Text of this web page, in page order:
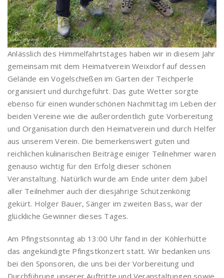
Anlässlich des Himmelfahrtstages haben wir in diesem Jahr
gemeinsam mit dem Heimatverein Weixdorf auf dessen
Gelände ein Vogelschießen im Garten der Teichperle
organisiert und durchgeführt. Das gute Wetter sorgte
ebenso für einen wunderschönen Nachmittag im Leben der
beiden Vereine wie die außerordentlich gute Vorbereitung
und Organisation durch den Heimatverein und durch Helfer
aus unserem Verein. Die bemerkenswert guten und
reichlichen kulinarischen Beiträge einiger Teilnehmer waren
genauso wichtig für den Erfolg dieser schönen
Veranstaltung. Natürlich wurde am Ende unter dem Jubel
aller Teilnehmer auch der diesjährige Schützenkönig
gekürt. Holger Bauer, Sänger im zweiten Bass, war der
glückliche Gewinner dieses Tages.
Am Pfingstsonntag ab 13:00 Uhr fand in der Köhlerhütte
das angekündigte Pfingstkonzert statt. Wir bedanken uns
bei den Sponsoren, die uns bei der Vorbereitung und
Durchführung unserer Auftritte und Veranstaltungen sowie